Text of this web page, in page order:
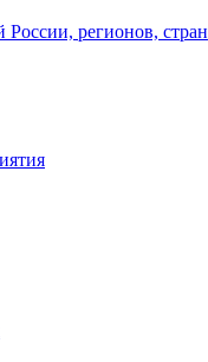
регионов, стран